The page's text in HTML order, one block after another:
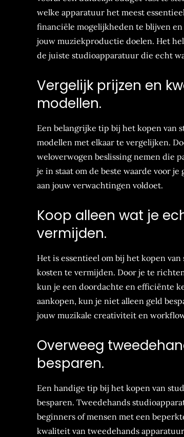
welke apparatuur het meest
financiële mogelijkheden te blijven
jouw muziekproductie doelen. Het
de juiste studioapparatuur die echt
Vergelijk prijzen en
modellen.
Een belangrijke tip bij het kopen van
modellen met elkaar te vergelijken.
weloverwogen beslissing nemen die
je in staat om de beste waarde voor
aan jouw verwachtingen voldoet.
Koop alleen wat je
vermijden.
Het is essentieel om bij het kopen
kosten te vermijden. Door je te
kun je een doordachte en efficiënte
aankopen, kun je niet alleen geld
jouw muzikale creativiteit en
Overweeg
besparen.
Een handige tip bij het kopen van
besparen. Tweedehands
beginners of mensen met een
kwaliteit van tweedehands